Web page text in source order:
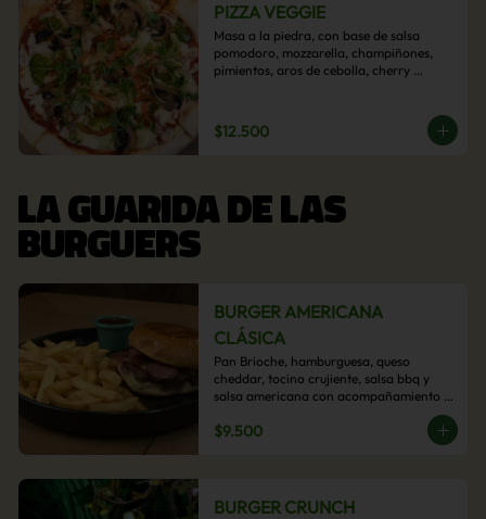
PIZZA VEGGIE
Masa a la piedra, con base de salsa
pomodoro, mozzarella, champiñones,
pimientos, aros de cebolla, cherry
$12.500
LA GUARIDA DE LAS
BURGUERS
BURGER AMERICANA
CLÁSICA
Pan Brioche, hamburguesa, queso
cheddar, tocino crujiente, salsa bbq y
salsa americana con acompañamiento
$9.500
BURGER CRUNCH